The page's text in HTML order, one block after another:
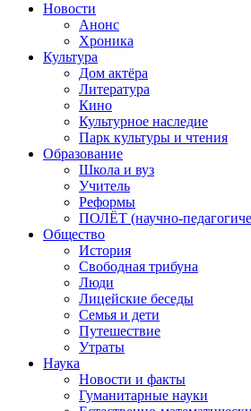
Новости
Анонс
Хроника
Культура
Дом актёра
Литература
Кино
Культурное наследие
Парк культуры и чтения
Образование
Школа и вуз
Учитель
Реформы
ПОЛЁТ (научно-
Общество
История
Свободная трибуна
Люди
Лицейские беседы
Семья и дети
Путешествие
Утраты
Наука
Новости и факты
Гуманитарные науки